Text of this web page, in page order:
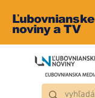
Ľubovnianske
noviny a TV